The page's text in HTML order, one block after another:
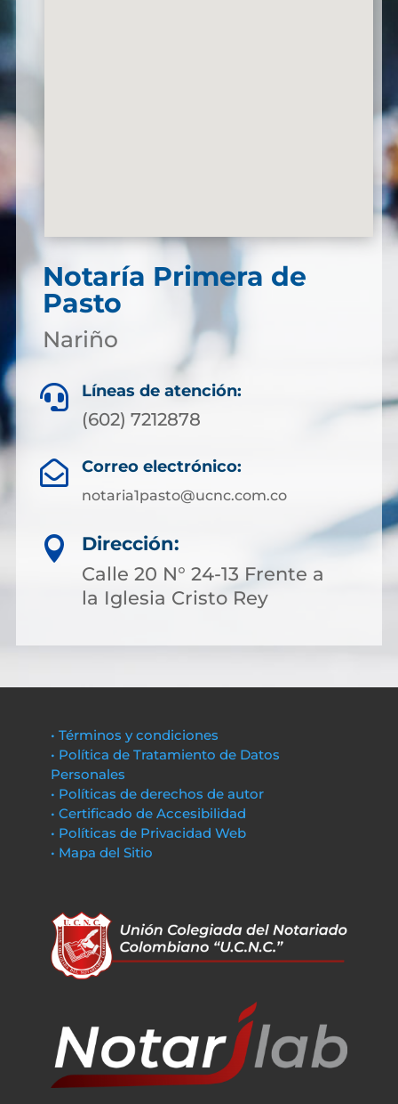
Notaría Primera de
Pasto
Nariño
 Líneas de atención:
(602) 7212878
 Correo electrónico:
notaria1pasto@ucnc.com.co

Dirección:
Calle 20 N° 24-13 Frente a
la Iglesia Cristo Rey
• Términos y condiciones
• Política de Tratamiento de Datos
Personales
• Políticas de derechos de autor
• Certificado de Accesibilidad
• Políticas de Privacidad Web
• Mapa del Sitio